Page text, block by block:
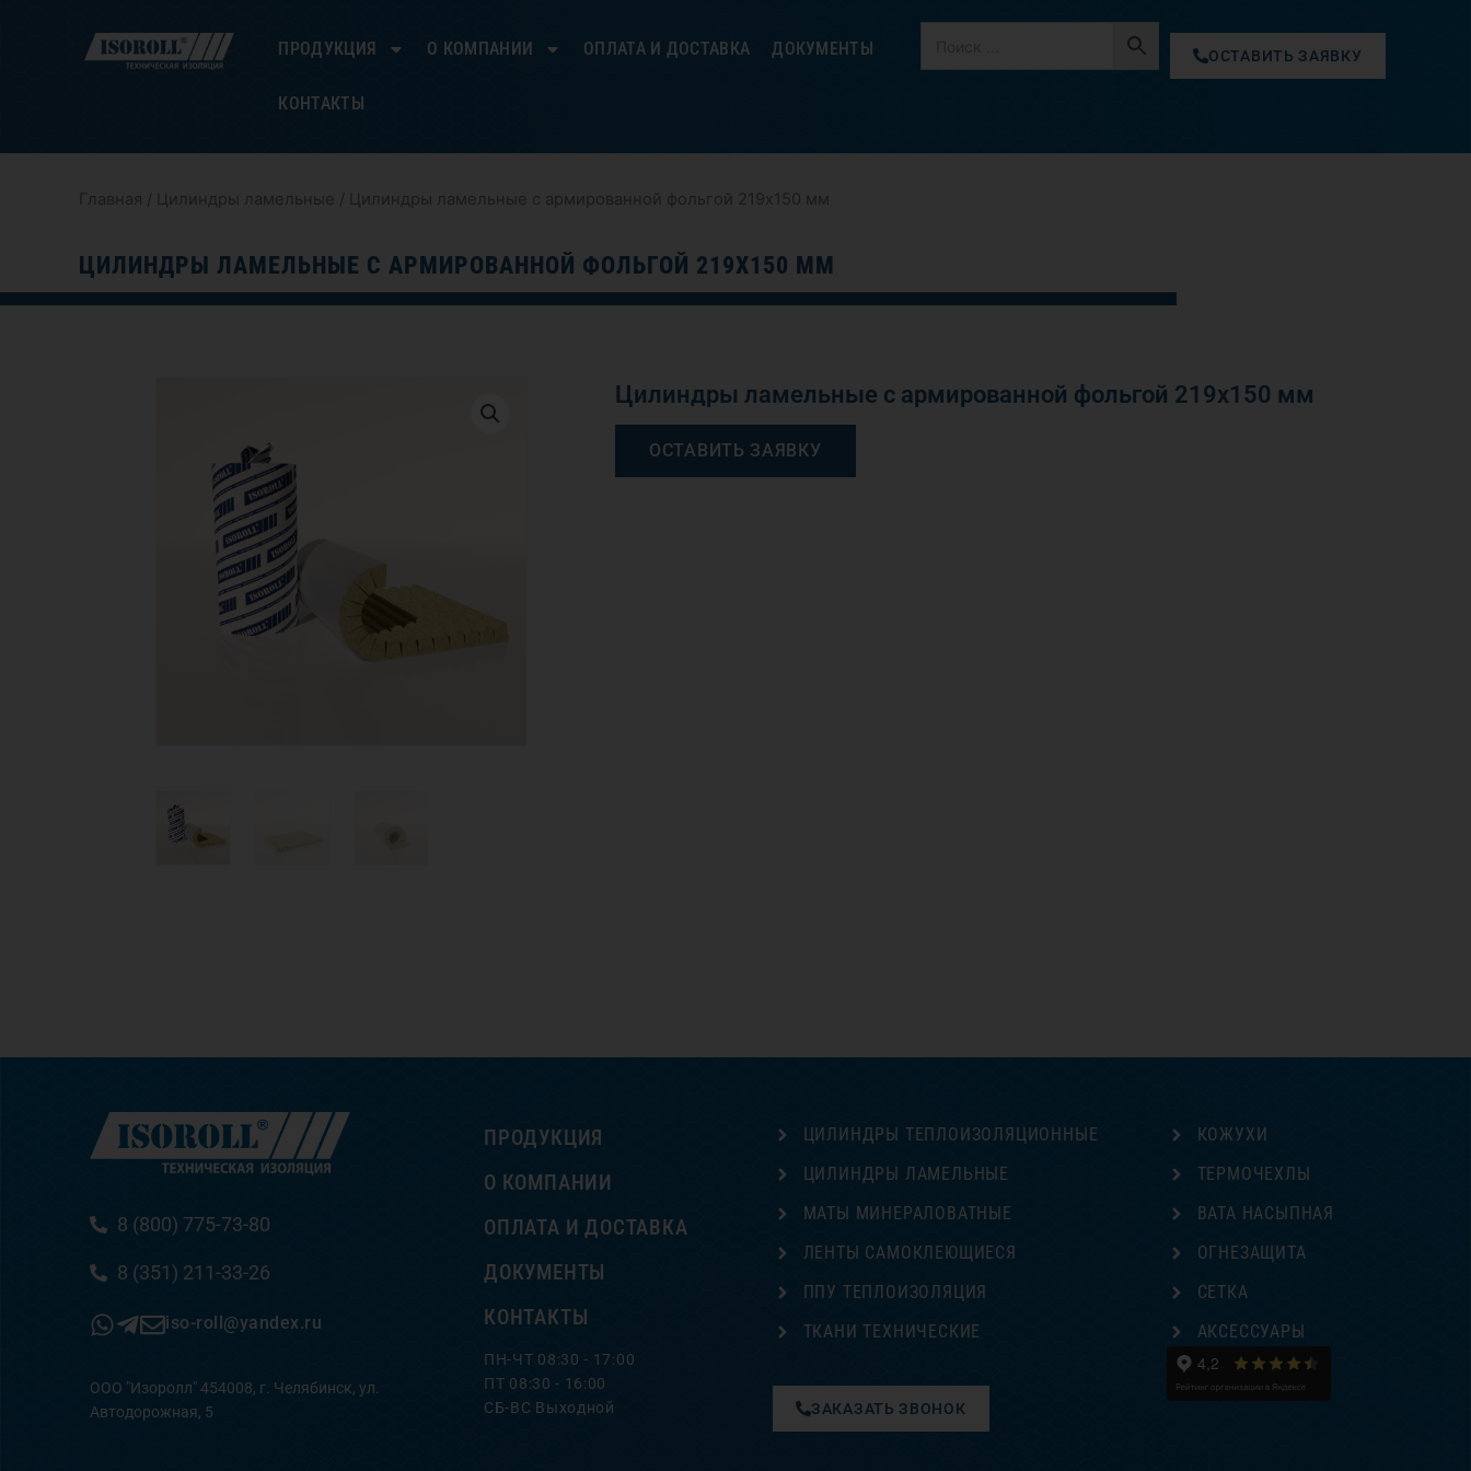
ПРОДУКЦИЯ О КОМПАНИИ ОПЛАТА И ДОСТАВКА ДОКУМЕНТЫ
КОНТАКТЫ
ОСТАВИТЬ ЗАЯВКУ
Главная / Цилиндры ламельные / Цилиндры ламельные с армированной фольгой 219х150 мм
ЦИЛИНДРЫ ЛАМЕЛЬНЫЕ С АРМИРОВАННОЙ ФОЛЬГОЙ 219Х150 ММ
Цилиндры ламельные с армированной фольгой 219х150 мм
ОСТАВИТЬ ЗАЯВКУ
8 (800) 775-73-80
8 (351) 211-33-26
iso-roll@yandex.ru
ООО "Изоролл" 454008, г. Челябинск, ул.
Автодорожная, 5
ПРОДУКЦИЯ
О КОМПАНИИ
ОПЛАТА И ДОСТАВКА
ДОКУМЕНТЫ
КОНТАКТЫ
ПН-ЧТ 08:30 - 17:00
ПТ 08:30 - 16:00
СБ-ВС Выходной
ЦИЛИНДРЫ ТЕПЛОИЗОЛЯЦИОННЫЕ
ЦИЛИНДРЫ ЛАМЕЛЬНЫЕ
МАТЫ МИНЕРАЛОВАТНЫЕ
ЛЕНТЫ САМОКЛЕЮЩИЕСЯ
ППУ ТЕПЛОИЗОЛЯЦИЯ
ТКАНИ ТЕХНИЧЕСКИЕ
ЗАКАЗАТЬ ЗВОНОК
КОЖУХИ
ТЕРМОЧЕХЛЫ
ВАТА НАСЫПНАЯ
ОГНЕЗАЩИТА
СЕТКА
АКСЕССУАРЫ